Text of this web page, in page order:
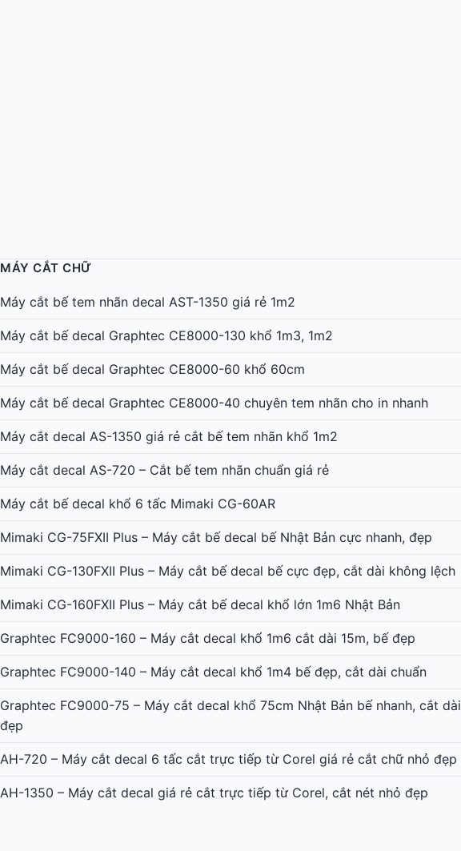
MÁY CẮT CHỮ
Máy cắt bế tem nhãn decal AST-1350 giá rẻ 1m2
Máy cắt bế decal Graphtec CE8000-130 khổ 1m3, 1m2
Máy cắt bế decal Graphtec CE8000-60 khổ 60cm
Máy cắt bế decal Graphtec CE8000-40 chuyên tem nhãn cho in nhanh
Máy cắt decal AS-1350 giá rẻ cắt bế tem nhãn khổ 1m2
Máy cắt decal AS-720 – Cắt bế tem nhãn chuẩn giá rẻ
Máy cắt bế decal khổ 6 tấc Mimaki CG-60AR
Mimaki CG-75FXII Plus – Máy cắt bế decal bế Nhật Bản cực nhanh, đẹp
Mimaki CG-130FXII Plus – Máy cắt bế decal bế cực đẹp, cắt dài không lệch
Mimaki CG-160FXII Plus – Máy cắt bế decal khổ lớn 1m6 Nhật Bản
Graphtec FC9000-160 – Máy cắt decal khổ 1m6 cắt dài 15m, bế đẹp
Graphtec FC9000-140 – Máy cắt decal khổ 1m4 bế đẹp, cắt dài chuẩn
Graphtec FC9000-75 – Máy cắt decal khổ 75cm Nhật Bản bế nhanh, cắt dài
đẹp
AH-720 – Máy cắt decal 6 tấc cắt trực tiếp từ Corel giá rẻ cắt chữ nhỏ đẹp
AH-1350 – Máy cắt decal giá rẻ cắt trực tiếp từ Corel, cắt nét nhỏ đẹp